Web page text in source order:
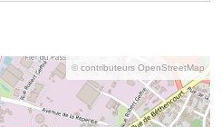
© contributeurs OpenStreetMap